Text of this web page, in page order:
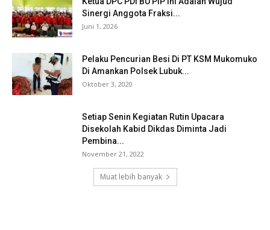
Sinergi Anggota Fraksi...
Juni 1, 2026
Pelaku Pencurian Besi Di PT KSM Mukomuko
Di Amankan Polsek Lubuk...
Oktober 3, 2020
Setiap Senin Kegiatan Rutin Upacara
Disekolah Kabid Dikdas Diminta Jadi
Pembina...
November 21, 2022
Muat lebih banyak